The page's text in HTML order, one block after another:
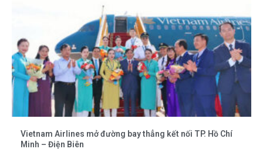
Vietnam Airlines mở đường bay thẳng kết nối TP. Hồ Chí
Minh – Điện Biên